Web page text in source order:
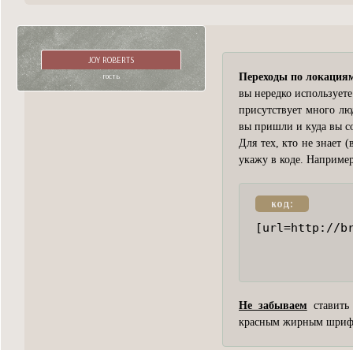
JOY ROBERTS
гость
Переходы по
вы нередко
присутствует много
вы пришли и куда вы
Для тех, кто не знает
укажу в коде.
код:
[url=http://
Не забываем
красным жирным